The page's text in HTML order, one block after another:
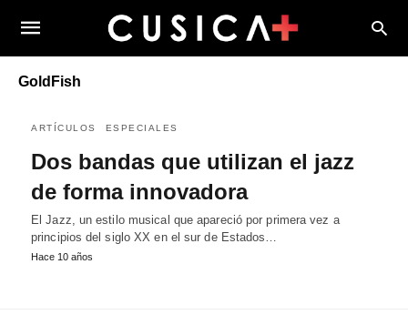
GoldFish
ARTÍCULOS ESPECIALES
Dos bandas que utilizan el jazz
de forma innovadora
El Jazz, un estilo musical que apareció por primera vez a
principios del siglo XX en el sur de Estados…
Hace 10 años